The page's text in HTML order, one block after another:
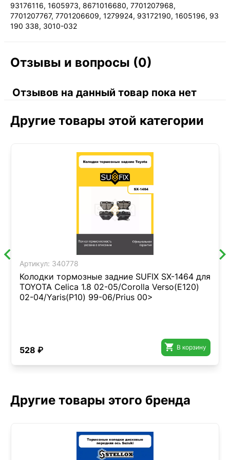
93176116, 1605973, 8671016680, 7701207968,
7701207767, 7701206609, 1279924, 93172190, 1605196, 93
190 338, 3010-032
Отзывы и вопросы (0)
Отзывов на данный товар пока нет
Другие товары этой категории
Артикул: 340778
Колодки тормозные задние SUFIX SX-1464 для
TOYOTA Celica 1.8 02-05/Corolla Verso(E120)
02-04/Yaris(P10) 99-06/Prius 00>
528 ₽  В корзину
Другие товары этого бренда